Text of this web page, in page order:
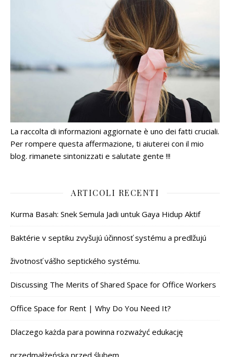
La raccolta di informazioni aggiornate è uno dei fatti cruciali.
Per rompere questa affermazione, ti aiuterei con il mio
blog. rimanete sintonizzati e salutate gente !!!
ARTICOLI RECENTI
Kurma Basah: Snek Semula Jadi untuk Gaya Hidup Aktif
Baktérie v septiku zvyšujú účinnosť systému a predlžujú
životnosť vášho septického systému.
Discussing The Merits of Shared Space for Office Workers
Office Space for Rent | Why Do You Need It?
Dlaczego każda para powinna rozważyć edukację